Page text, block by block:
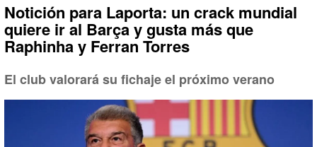
Notición para Laporta: un crack mundial
quiere ir al Barça y gusta más que
Raphinha y Ferran Torres
El club valorará su fichaje el próximo verano